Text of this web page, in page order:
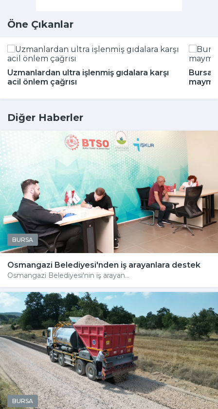
Öne Çıkanlar
Uzmanlardan ultra işlenmiş gıdalara karşı
acil önlem çağrısı
Diğer Haberler
BURSA
Osmangazi Belediyesi'nden iş arayanlara destek
Osmangazi Belediyesi'nin iş arayan...
BURSA